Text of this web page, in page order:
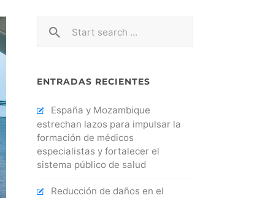
ENTRADAS RECIENTES
España y Mozambique
estrechan lazos para impulsar la
formación de médicos
especialistas y fortalecer el
sistema público de salud
Reducción de daños en el